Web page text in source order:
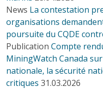
News La contestation
organisations
poursuite du CQDE
Publication Compte
MiningWatch Canada
nationale, la sécurité
critiques 31.03.2026